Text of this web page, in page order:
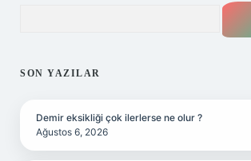
SON YAZILAR
Demir eksikliği çok ilerlerse ne olur ?
Ağustos 6, 2026